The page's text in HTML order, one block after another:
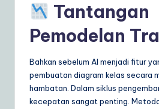
Tantangan
Pemodelan
Bahkan sebelum AI menjadi fitur
pembuatan diagram kelas secara
hambatan. Dalam siklus
kecepatan sangat penting.